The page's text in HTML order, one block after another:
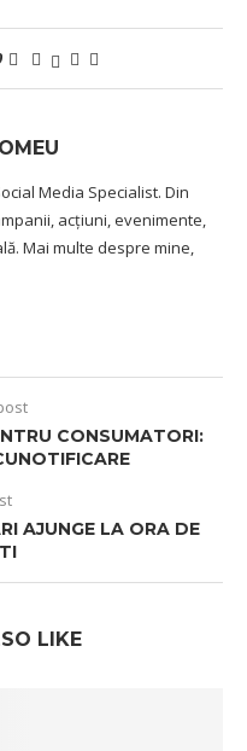
Media Specialist. Din
acțiuni, evenimente,
Mai multe despre mine,
CONSUMATORI:
AJUNGE LA ORA DE
LIKE